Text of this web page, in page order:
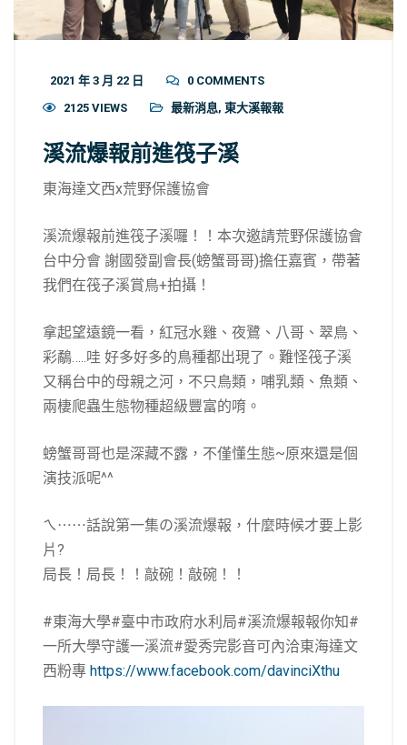
2021 年 3 月 22 日
0 COMMENTS
2125 VIEWS
最新消息, 東大溪報報
溪流爆報前進筏子溪
東海達文西x荒野保護協會
溪流爆報前進筏子溪囉！！本次邀請荒野保護協會
台中分會 謝國發副會長(螃蟹哥哥)擔任嘉賓，帶著
我們在筏子溪賞鳥+拍攝！
拿起望遠鏡一看，紅冠水雞、夜鷺、八哥、翠鳥、
彩鷸…..哇 好多好多的鳥種都出現了。難怪筏子溪
又稱台中的母親之河，不只鳥類，哺乳類、魚類、
兩棲爬蟲生態物種超級豐富的唷。
螃蟹哥哥也是深藏不露，不僅懂生態~原來還是個
演技派呢^^
ㄟ⋯⋯話說第一集の溪流爆報，什麼時候才要上影
片?
局長！局長！！敲碗！敲碗！！
#東海大學#臺中市政府水利局#溪流爆報報你知#
一所大學守護一溪流#愛秀完影音可內洽東海達文
西粉專 https://www.facebook.com/davinciXthu